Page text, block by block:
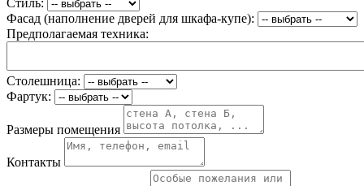
Фасад (наполнение дверей для шкафа-купе):
Предполагаемая техника:
Столешница:
Фартук:
Размеры помещения
Контакты